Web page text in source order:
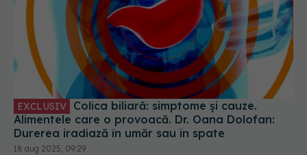
EXCLUSIV
Colica biliară: simptome și cauze.
Alimentele care o provoacă. Dr. Oana Dolofan:
Durerea iradiază în umăr sau în spate
18 aug 2025, 09:29